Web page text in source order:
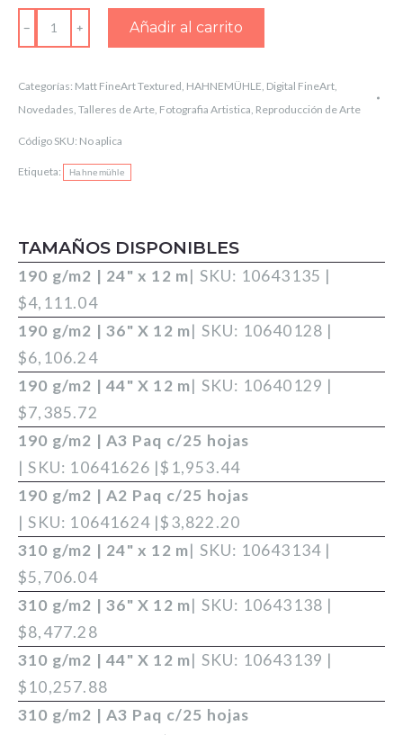
Hahnemühle
William
cantidad
Añadir al carrito
Categorías: Matt FineArt Textured, HAHNEMÜHLE, Digital FineArt,
Novedades, Talleres de Arte, Fotografia Artistica, Reproducción de Arte
Código SKU: No aplica
Etiqueta: Hahnemühle
TAMAÑOS DISPONIBLES
190 g/m2 | 24" x 12 m| SKU: 10643135 |
$4,111.04
190 g/m2 | 36" X 12 m| SKU: 10640128 |
$6,106.24
190 g/m2 | 44" X 12 m| SKU: 10640129 |
$7,385.72
190 g/m2 | A3 Paq c/25 hojas
| SKU: 10641626 |$ 1,953.44
190 g/m2 | A2 Paq c/25 hojas
| SKU: 10641624 |$3,822.20
310 g/m2 | 24" x 12 m| SKU: 10643134 |
$5,706.04
310 g/m2 | 36" X 12 m| SKU: 10643138 |
$8,477.28
310 g/m2 | 44" X 12 m| SKU: 10643139 |
$10,257.88
310 g/m2 | A3 Paq c/25 hojas